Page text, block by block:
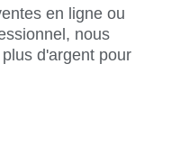
en ligne ou
nous
d'argent pour